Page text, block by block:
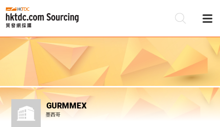
GURMMEX
墨西哥